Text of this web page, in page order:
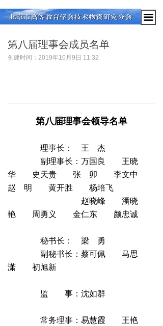
끀
第八届理事会成员名单
创建时间： 2019年10月9日 11:32
第八届理事会领导名单
理事长： 王 杰
副理事长：万国良 王晓
华 史天贵 张 卯 李文中
赵 明 黄开胜 杨培飞
赵晓峰 潘晓
艳 周勇义 金仁东 颜忠诚
秘书长： 梁 勇
副秘书长：蔡可佩 马思
潇 初旭新
监 事：沈如群
常务理事：易慧霞 王艳